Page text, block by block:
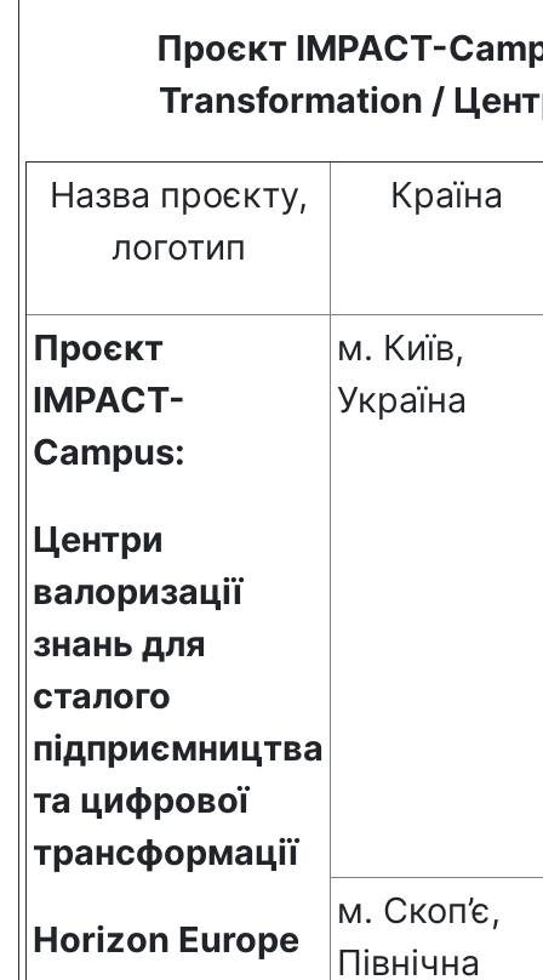
Проєкт IMPACT-
Transformation /
Назва проєкту,
логотип
Країна
Проєкт
IMPACT-
Campus:
Центри
валоризації
знань для
сталого
підприємництва
та цифрової
трансформації
Horizon Europe
м. Київ,
Україна
м. Скоп’є,
Північна